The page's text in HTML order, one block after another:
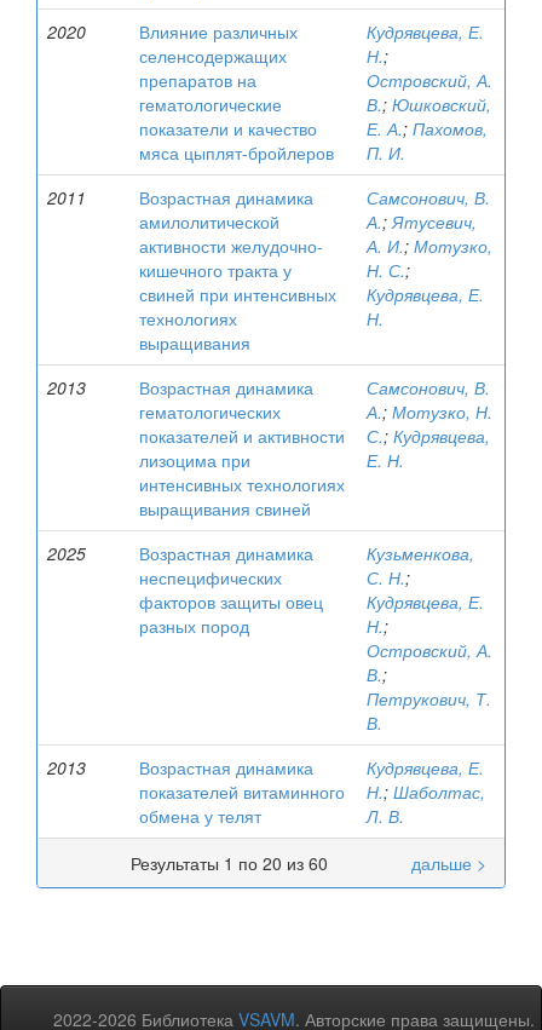
2020
Влияние различных
селенсодержащих
препаратов на
гематологические
показатели и качество
мяса цыплят-бройлеров
Кудрявцева, Е.
Н.;
Островский, А.
В.; Юшковский,
Е. А.; Пахомов,
П. И.
2011
Возрастная динамика
амилолитической
активности желудочно-
кишечного тракта у
свиней при интенсивных
технологиях
выращивания
Самсонович, В.
А.;Ятусевич,
А. И.; Мотузко,
Н. С.;
Кудрявцева, Е.
Н.
2013
Возрастная динамика
гематологических
показателей и активности
лизоцима при
интенсивных технологиях
выращивания свиней
Самсонович, В.
А.; Мотузко, Н.
С.; Кудрявцева,
Е. Н.
2025
Возрастная динамика
неспецифических
факторов защиты овец
разных пород
Кузьменкова,
С. Н.;
Кудрявцева, Е.
Н.;
Островский, А.
В.;
Петрукович, Т.
В.
2013
Возрастная динамика
показателей витаминного
обмена у телят
Кудрявцева, Е.
Н.; Шаболтас,
Л. В.
Результаты 1 по 20 из 60
дальше >
2022-2026 Библиотека VSAVM. Авторские права защищены.